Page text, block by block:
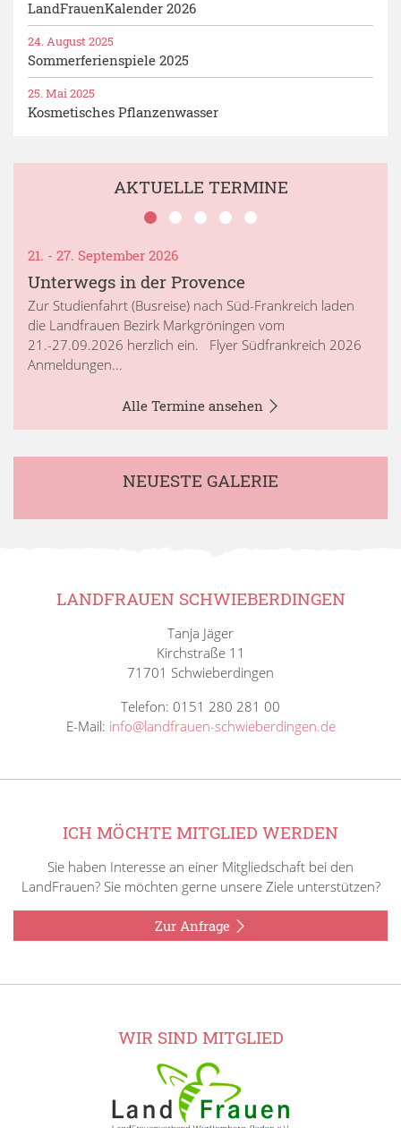
LandFrauenKalender 2026
Sommerferienspiele 2025
24. August 2025
Kosmetisches Pflanzenwasser
25. Mai 2025
AKTUELLE TERMINE
21. - 27. September 2026
Unterwegs in der Provence
Zur Studienfahrt (Busreise) nach Süd-Frankreich laden
die Landfrauen Bezirk Markgröningen vom
21.-27.09.2026 herzlich ein. Flyer Südfrankreich 2026
Anmeldungen...
Alle Termine ansehen
NEUESTE GALERIE
LANDFRAUEN SCHWIEBERDINGEN
Tanja Jäger
Kirchstraße 11
71701 Schwieberdingen
Telefon: 0151 280 281 00
E-Mail: info@landfrauen-schwieberdingen.de
ICH MÖCHTE MITGLIED WERDEN
Sie haben Interesse an einer Mitgliedschaft bei den
LandFrauen? Sie möchten gerne unsere Ziele unterstützen?
Zur Anfrage
WIR SIND MITGLIED